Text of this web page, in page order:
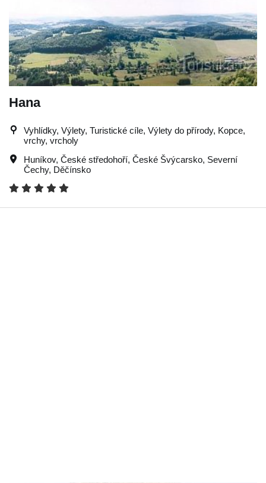
Hana
Vyhlídky, Výlety, Turistické cíle, Výlety do přírody, Kopce,
vrchy, vrcholy
Huníkov, České středohoří, České Švýcarsko, Severní
Čechy, Děčínsko